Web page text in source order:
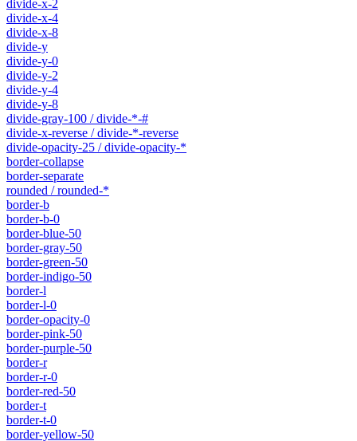
divide-x-2
divide-x-4
divide-x-8
divide-y
divide-y-0
divide-y-2
divide-y-4
divide-y-8
divide-gray-100 / divide-*-#
divide-x-reverse / divide-*-reverse
divide-opacity-25 / divide-opacity-*
border-collapse
border-separate
rounded / rounded-*
border-b
border-b-0
border-blue-50
border-gray-50
border-green-50
border-indigo-50
border-l
border-l-0
border-opacity-0
border-pink-50
border-purple-50
border-r
border-r-0
border-red-50
border-t
border-t-0
border-yellow-50